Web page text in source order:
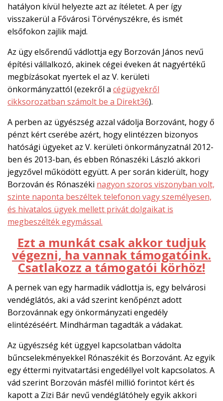
CSATLAKOZZ
A
TÁMOGATÓI
KÖRHÖZ!
hatályon kívül helyezte azt az ítéletet. A per így
visszakerül a Fővárosi Törvényszékre, és ismét
elsőfokon zajlik majd.
Az ügy elsőrendű vádlottja egy Borzován János nevű
építési vállalkozó, akinek cégei éveken át nagyértékű
megbízásokat nyertek el az V. kerületi
önkormányzattól (ezekről a cégügyekről
cikksorozatban számolt be a Direkt36).
A perben az ügyészség azzal vádolja Borzovánt, hogy ő
pénzt kért cserébe azért, hogy elintézzen bizonyos
hatósági ügyeket az V. kerületi önkormányzatnál 2012-
ben és 2013-ban, és ebben Rónaszéki László akkori
jegyzővel működött együtt. A per során kiderült, hogy
Borzován és Rónaszéki nagyon szoros viszonyban volt,
szinte naponta beszéltek telefonon vagy személyesen,
és hivatalos ügyek mellett privát dolgaikat is
megbeszélték egymással.
Ezt a munkát csak akkor tudjuk
végezni, ha vannak támogatóink.
Csatlakozz a támogatói körhöz!
A pernek van egy harmadik vádlottja is, egy belvárosi
vendéglátós, aki a vád szerint kenőpénzt adott
Borzovánnak egy önkormányzati engedély
elintézéséért. Mindhárman tagadták a vádakat.
Az ügyészség két üggyel kapcsolatban vádolta
bűncselekményekkel Rónaszékit és Borzovánt. Az egyik
egy éttermi nyitvatartási engedéllyel volt kapcsolatos. A
vád szerint Borzován másfél millió forintot kért és
kapott a Zizi Bár nevű vendéglátóhely egyik akkori